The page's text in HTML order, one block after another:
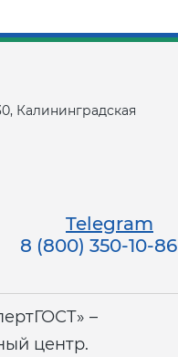
Калининградская
Telegram
8 (800) 350-10-86
–
центр.